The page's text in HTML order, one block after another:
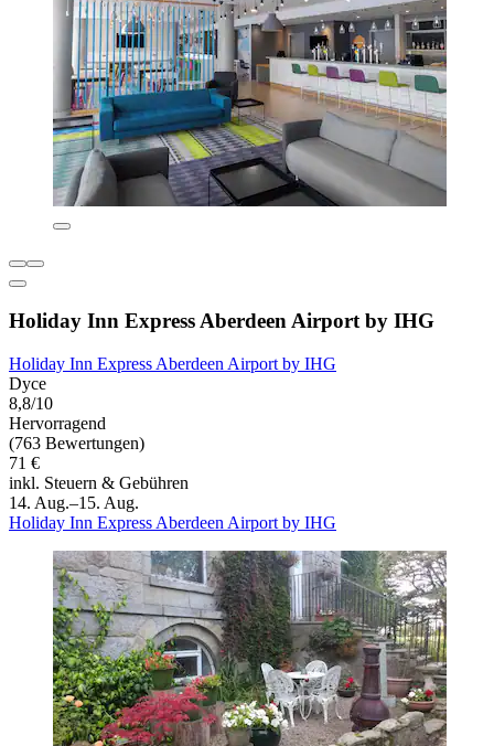
Holiday Inn Express Aberdeen Airport by IHG
Holiday Inn Express Aberdeen Airport by IHG
Dyce
8,8/10
Hervorragend
(763 Bewertungen)
71 €
inkl. Steuern & Gebühren
14. Aug.–15. Aug.
Holiday Inn Express Aberdeen Airport by IHG